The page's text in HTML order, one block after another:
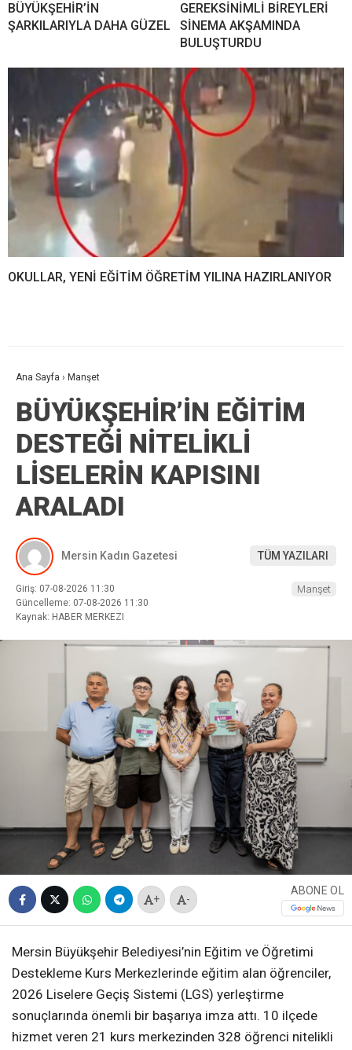
BÜYÜKŞEHİR’İN
ŞARKILARIYLA DAHA GÜZEL
GEREKSİNİMLİ BİREYLERİ
SİNEMA AKŞAMINDA
BULUŞTURDU
OKULLAR, YENİ EĞİTİM ÖĞRETİM YILINA HAZIRLANIYOR
Ana Sayfa › Manşet
BÜYÜKŞEHİR’İN EĞİTİM
DESTEĞİ NİTELİKLİ
LİSELERİN KAPISINI
ARALADI
Mersin Kadın Gazetesi TÜM YAZILARI
Giriş: 07-08-2026 11:30
Güncelleme: 07-08-2026 11:30
Kaynak: HABER MERKEZI
Manşet
+ -
ABONE OL
Mersin Büyükşehir Belediyesi’nin Eğitim ve Öğretimi
Destekleme Kurs Merkezlerinde eğitim alan öğrenciler,
2026 Liselere Geçiş Sistemi (LGS) yerleştirme
sonuçlarında önemli bir başarıya imza attı. 10 ilçede
hizmet veren 21 kurs merkezinden 328 öğrenci nitelikli